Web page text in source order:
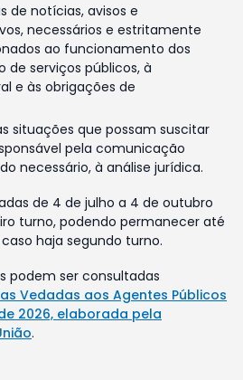
de notícias, avisos e
necessários e estritamente
ao funcionamento dos
de serviços públicos, à
e às obrigações de
situações que possam suscitar
pela comunicação
necessário, à análise jurídica.
de 4 de julho a 4 de outubro
turno, podendo permanecer até
haja segundo turno.
podem ser consultadas
Vedadas aos Agentes Públicos
2026, elaborada pela
.